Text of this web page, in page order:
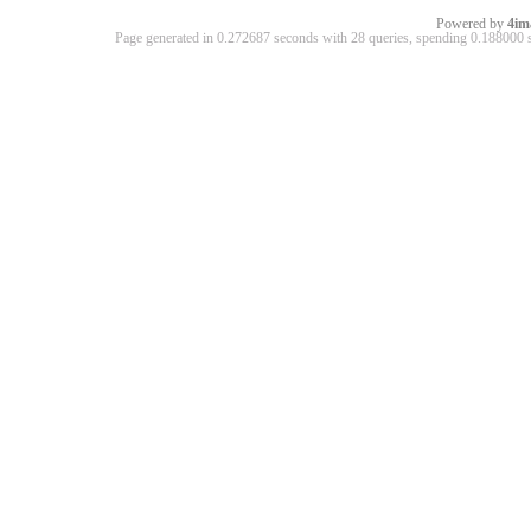
Powered by
Page generated in 0.272687 seconds with 28 queries, spending